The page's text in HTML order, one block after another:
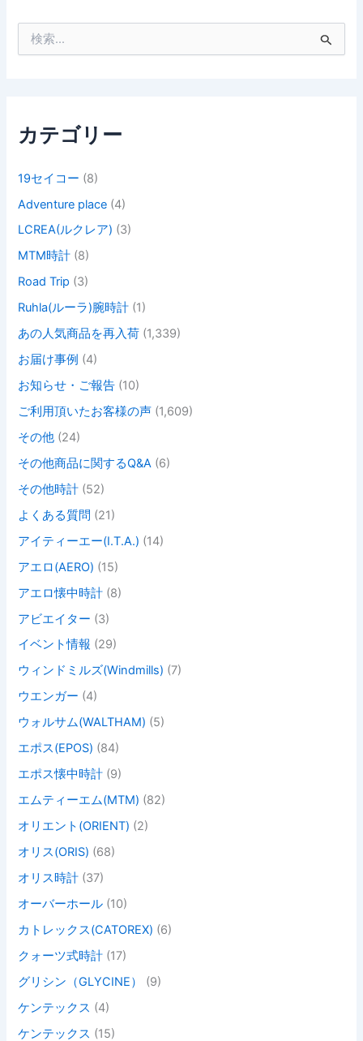
カテゴリー
19セイコー (8)
Adventure place (4)
LCREA(ルクレア) (3)
MTM時計 (8)
Road Trip (3)
Ruhla(ルーラ)腕時計 (1)
あの人気商品を再入荷 (1,339)
お届け事例 (4)
お知らせ・ご報告 (10)
ご利用頂いたお客様の声 (1,609)
その他 (24)
その他商品に関するQ&A (6)
その他時計 (52)
よくある質問 (21)
アイティーエー(I.T.A.) (14)
アエロ(AERO) (15)
アエロ懐中時計 (8)
アビエイター (3)
イベント情報 (29)
ウィンドミルズ(Windmills) (7)
ウエンガー (4)
ウォルサム(WALTHAM) (5)
エポス(EPOS) (84)
エポス懐中時計 (9)
エムティーエム(MTM) (82)
オリエント(ORIENT) (2)
オリス(ORIS) (68)
オリス時計 (37)
オーバーホール (10)
カトレックス(CATOREX) (6)
クォーツ式時計 (17)
グリシン（GLYCINE）
(9)
ケンテックス (4)
ケンテックス (15)